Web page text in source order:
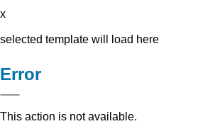
x
selected template will load here
Error
This action is not available.